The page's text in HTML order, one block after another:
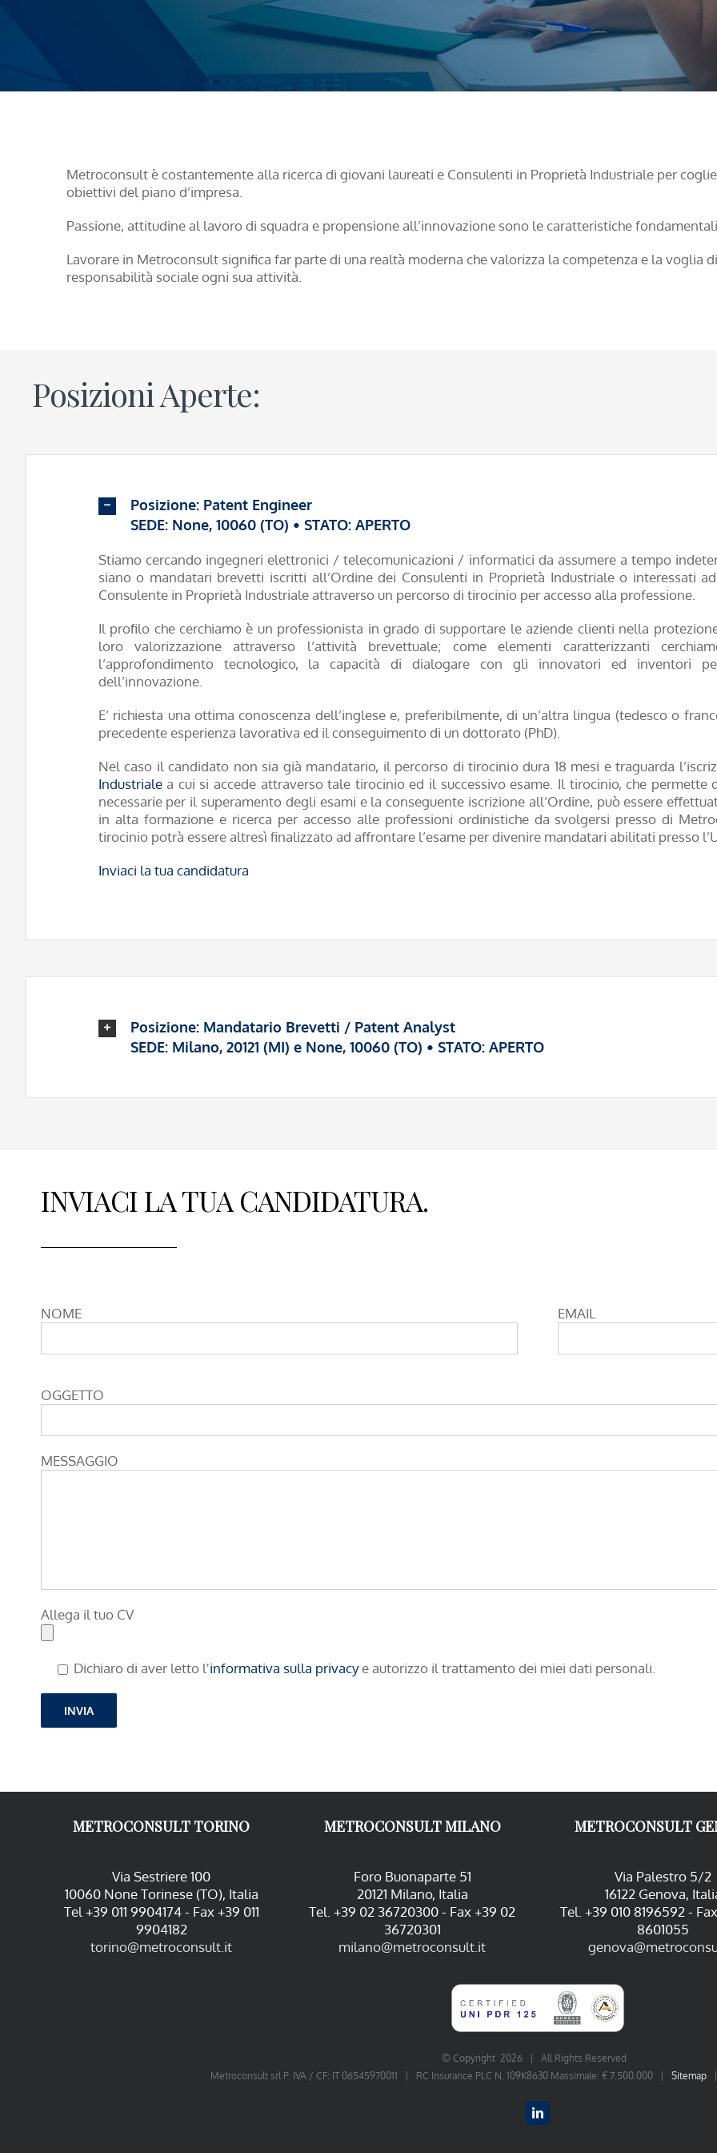
Metroconsult è costantemente alla ricerca di giovani laureati e Consulenti in Proprietà Industriale per
obiettivi del piano d’impresa.
Passione, attitudine al lavoro di squadra e propensione all’innovazione sono le caratteristiche
Lavorare in Metroconsult significa far parte di una realtà moderna che valorizza la competenza e la voglia
responsabilità sociale ogni sua attività.
Posizioni Aperte:
Posizione: Patent Engineer
SEDE: None, 10060 (TO) • STATO: APERTO
Stiamo cercando ingegneri elettronici / telecomunicazioni / informatici da assumere a tempo
siano o mandatari brevetti iscritti all’Ordine dei Consulenti in Proprietà Industriale o interessati
Consulente in Proprietà Industriale attraverso un percorso di tirocinio per accesso alla professione.
Il profilo che cerchiamo è un professionista in grado di supportare le aziende clienti nella
loro valorizzazione attraverso l’attività brevettuale; come elementi caratterizzanti
l’approfondimento tecnologico, la capacità di dialogare con gli innovatori ed inventori
dell’innovazione.
E’ richiesta una ottima conoscenza dell’inglese e, preferibilmente, di un’altra lingua (tedesco o
precedente esperienza lavorativa ed il conseguimento di un dottorato (PhD).
Nel caso il candidato non sia già mandatario, il percorso di tirocinio dura 18 mesi e traguarda
Industrialea cui si accede attraverso tale tirocinio ed il successivo esame. Il tirocinio, che permette
necessarie per il superamento degli esami e la conseguente iscrizione all’Ordine, può essere
in alta formazione e ricerca per accesso alle professioni ordinistiche da svolgersi presso di
tirocinio potrà essere altresì finalizzato ad affrontare l’esame per divenire mandatari abilitati presso
Inviaci la tua candidatura
Posizione: Mandatario Brevetti / Patent Analyst
SEDE: Milano, 20121 (MI) e None, 10060 (TO) • STATO: APERTO
INVIACI LA TUA CANDIDATURA.
NOME EMAIL
OGGETTO
MESSAGGIO
Allega il tuo CV
Dichiaro di aver letto l'informativa sulla privacye autorizzo il trattamento dei miei dati personali.
METROCONSULT TORINO
Via Sestriere 100
10060 None Torinese (TO), Italia
Tel +39 011 9904174 - Fax +39 011
9904182
torino@metroconsult.it
METROCONSULT MILANO
Foro Buonaparte 51
20121 Milano, Italia
Tel. +39 02 36720300 - Fax +39 02
36720301
milano@metroconsult.it
METROCONSULT
Via Palestro 5/2
16122 Genova,
Tel. +39 010 8196592 -
8601055
© Copyright 2026 | All Rights Reserved
Metroconsult srl P. IVA / CF: IT 06545970011 | RC Insurance PLC N. 109K8630 Massimale: € 7.500.000 | Sitemap
LinkedIn